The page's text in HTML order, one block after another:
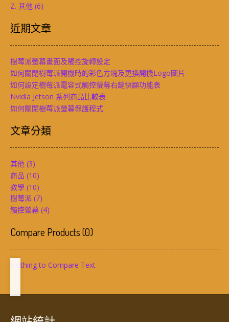
Z. 其他 (6)
近期文章
樹莓派螢幕畫面及觸控旋轉設定
如何關閉樹莓派開機時的彩色方塊及更換開機Logo圖片
如何設定樹莓派電容式觸控螢幕右鍵快顯功能表
Nvidia Jetson 系列商品比較表
如何關閉樹莓派螢幕保護程式
文章分類
其他 (3)
商品 (10)
教學 (10)
樹莓派 (7)
觸控螢幕 (4)
Compare Products(0)
Nothing to Compare Text